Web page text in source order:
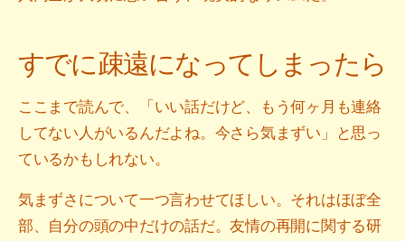
すでに疎遠になってしまったら
ここまで読んで、「いい話だけど、もう何ヶ月も連絡
してない人がいるんだよね。今さら気まずい」と思っ
ているかもしれない。
気まずさについて一つ言わせてほしい。それはほぼ全
部、自分の頭の中だけの話だ。友情の再開に関する研